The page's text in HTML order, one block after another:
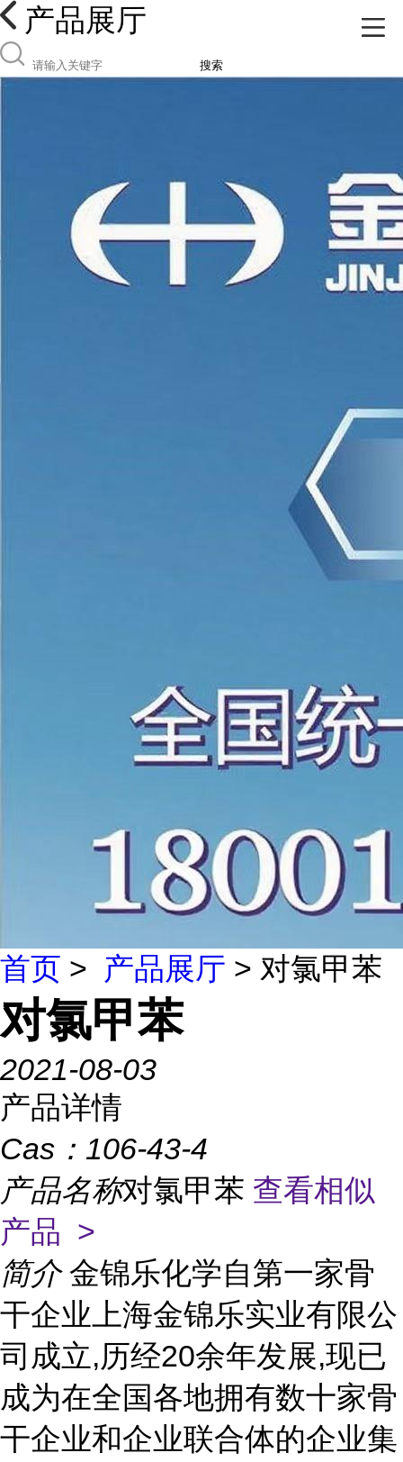
产品展厅
搜索
首页 > 产品展厅 > 对氯甲苯
对氯甲苯
2021-08-03
产品详情
Cas： 106-43-4
产品名称对氯甲苯 查看相似
产品 >
简介 金锦乐化学自第一家骨
干企业上海金锦乐实业有限公
司成立,历经20余年发展,现已
成为在全国各地拥有数十家骨
干企业和企业联合体的企业集